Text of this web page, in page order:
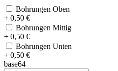
Bohrungen Oben
+ 0,50 €
Bohrungen Mittig
+ 0,50 €
Bohrungen Unten
+ 0,50 €
base64